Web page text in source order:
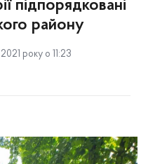
підпорядковані
району
року о 11:23